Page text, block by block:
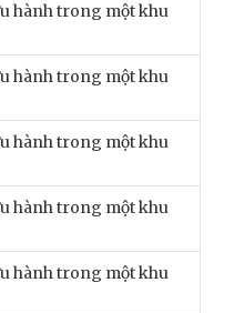
hành trong một khu
hành trong một khu
hành trong một khu
hành trong một khu
hành trong một khu